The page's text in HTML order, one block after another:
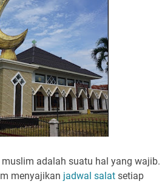
adalah suatu hal yang wajib.
menyajikan jadwal salat setiap